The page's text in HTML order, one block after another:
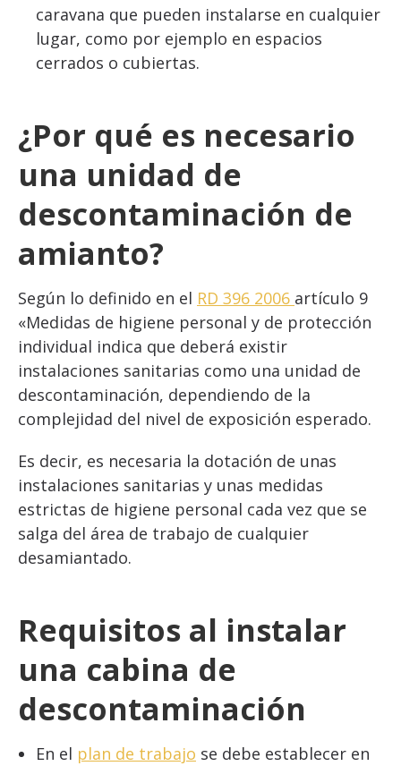
caravana que pueden instalarse en cualquier
lugar, como por ejemplo en espacios
cerrados o cubiertas.
¿Por qué es necesario
una unidad de
descontaminación de
amianto?
Según lo definido en el RD 396 2006 artículo 9
«Medidas de higiene personal y de protección
individual indica que deberá existir
instalaciones sanitarias como una unidad de
descontaminación, dependiendo de la
complejidad del nivel de exposición esperado.
Es decir, es necesaria la dotación de unas
instalaciones sanitarias y unas medidas
estrictas de higiene personal cada vez que se
salga del área de trabajo de cualquier
desamiantado.
Requisitos al instalar
una cabina de
descontaminación
En el plan de trabajo se debe establecer en